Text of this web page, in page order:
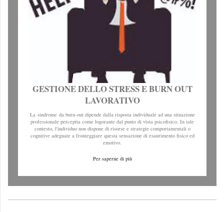
GESTIONE DELLO STRESS E BURN OUT
LAVORATIVO
La sindrome da burn-out dipende dalla risposta individuale ad una situazione
professionale percepita come logorante dal punto di vista psicofisico. In tale
contesto, l'individuo non dispone di risorse e strategie comportamentali o
cognitive adeguate a fronteggiare questa sensazione di esaurimento fisico ed
emotivo.
Per saperne di più